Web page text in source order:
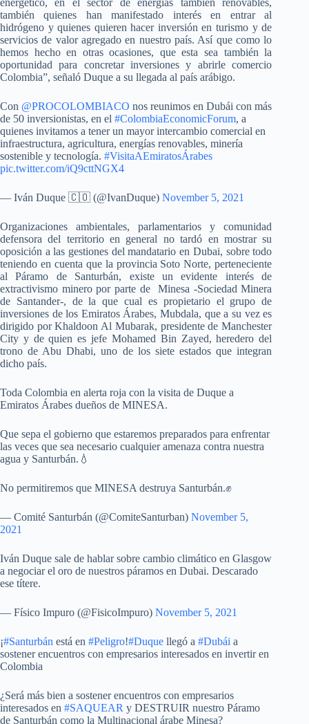
también quienes han manifestado interés en entrar al
hidrógeno y quienes quieren hacer inversión en turismo y de
servicios de valor agregado en nuestro país. Así que como lo
hemos hecho en otras ocasiones, que esta sea también la
oportunidad para concretar inversiones y abrirle comercio
Colombia”, señaló Duque a su llegada al país arábigo.
Con @PROCOLOMBIACO nos reunimos en Dubái con más
de 50 inversionistas, en el #ColombiaEconomicForum, a
quienes invitamos a tener un mayor intercambio comercial en
infraestructura, agricultura, energías renovables, minería
sostenible y tecnología. #VisitaAEmiratosÁrabes
pic.twitter.com/iQ9cttNGX4
— Iván Duque 🇨🇴 (@IvanDuque) November 5, 2021
Organizaciones ambientales, parlamentarios y comunidad
defensora del territorio en general no tardó en mostrar su
oposición a las gestiones del mandatario en Dubai, sobre todo
teniendo en cuenta que la provincia Soto Norte, perteneciente
al Páramo de Santurbán, existe un evidente interés de
extractivismo minero por parte de Minesa -Sociedad Minera
de Santander-, de la que cual es propietario el grupo de
inversiones de los Emiratos Árabes, Mubdala, que a su vez es
dirigido por Khaldoon Al Mubarak, presidente de Manchester
City y de quien es jefe Mohamed Bin Zayed, heredero del
trono de Abu Dhabi, uno de los siete estados que integran
dicho país.
Toda Colombia en alerta roja con la visita de Duque a
Emiratos Árabes dueños de MINESA.
Que sepa el gobierno que estaremos preparados para enfrentar
las veces que sea necesario cualquier amenaza contra nuestra
agua y Santurbán.💧
No permitiremos que MINESA destruya Santurbán.✊
— Comité Santurbán (@ComiteSanturban) November 5,
2021
Iván Duque sale de hablar sobre cambio climático en Glasgow
a negociar el oro de nuestros páramos en Dubai. Descarado
ese títere.
— Físico Impuro (@FisicoImpuro) November 5, 2021
¡#Santurbán está en #Peligro!#Duque llegó a #Dubái a
sostener encuentros con empresarios interesados en invertir en
Colombia
¿Será más bien a sostener encuentros con empresarios
interesados en #SAQUEAR y DESTRUIR nuestro Páramo
de Santurbán como la Multinacional árabe Minesa?